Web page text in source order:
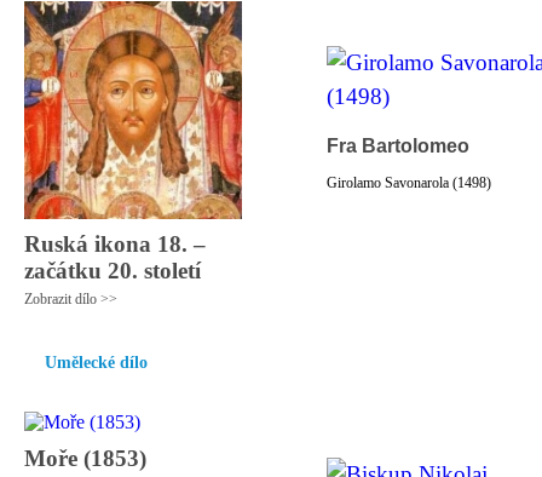
Ruská ikona 18. –
začátku 20. století
Zobrazit dílo >>
Umělecké dílo
Moře (1853)
Fra Bartolomeo
Girolamo Savonarola (1498)